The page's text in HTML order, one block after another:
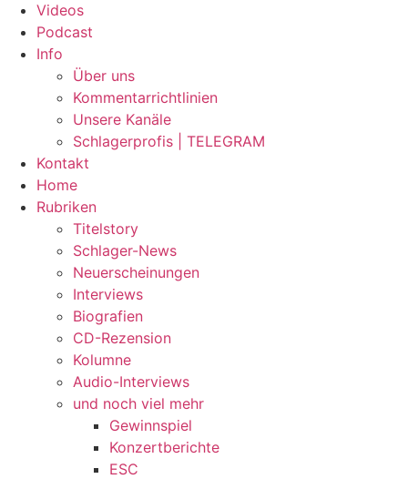
Videos
Podcast
Info
Über uns
Kommentarrichtlinien
Unsere Kanäle
Schlagerprofis | TELEGRAM
Kontakt
Home
Rubriken
Titelstory
Schlager-News
Neuerscheinungen
Interviews
Biografien
CD-Rezension
Kolumne
Audio-Interviews
und noch viel mehr
Gewinnspiel
Konzertberichte
ESC